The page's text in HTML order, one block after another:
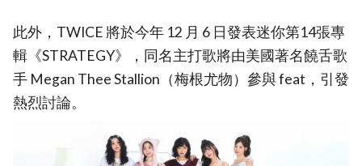
此外，TWICE 將於今年 12 月 6 日發表迷你第14張專
輯《STRATEGY》，同名主打歌將由美國著名饒舌歌
手 Megan Thee Stallion（梅根尤物）參與 feat，引發
熱烈討論。